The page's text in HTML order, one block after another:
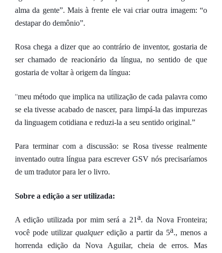
alma da gente”. Mais à frente ele vai criar outra imagem: “o
destapar do demônio”.
Rosa chega a dizer que ao contrário de inventor, gostaria de
ser chamado de reacionário da língua, no sentido de que
gostaria de voltar à origem da língua:
“meu método que implica na utilização de cada palavra como
se ela tivesse acabado de nascer, para limpá-la das impurezas
da linguagem cotidiana e reduzi-la a seu sentido original.”
Para terminar com a discussão: se Rosa tivesse realmente
inventado outra língua para escrever GSV nós precisaríamos
de um tradutor para ler o livro.
Sobre a edição a ser utilizada:
A edição utilizada por mim será a 21a. da Nova Fronteira;
você pode utilizar qualqueredição a partir da 5a., menos a
horrenda edição da Nova Aguilar, cheia de erros. Mas